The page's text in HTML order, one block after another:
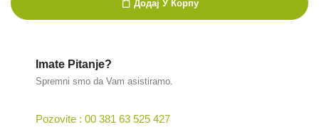
Додај У Корпу
Imate Pitanje?
Spremni smo da Vam asistiramo.
Pozovite : 00 381 63 525 427